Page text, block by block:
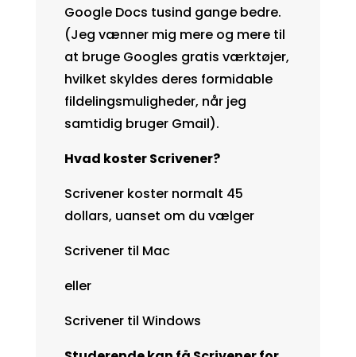
Google Docs tusind gange bedre.
(Jeg vænner mig mere og mere til
at bruge Googles gratis værktøjer,
hvilket skyldes deres formidable
fildelingsmuligheder, når jeg
samtidig bruger Gmail).
Hvad koster Scrivener?
Scrivener koster normalt 45
dollars, uanset om du vælger
Scrivener til Mac
eller
Scrivener til Windows